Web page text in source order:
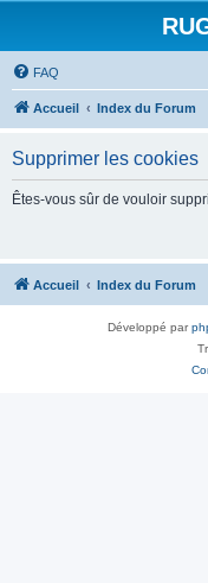
FAQ
Accueil Index du Forum
Supprimer les cookies
Êtes-vous sûr de vouloir
Accueil Index du Forum
Développé par